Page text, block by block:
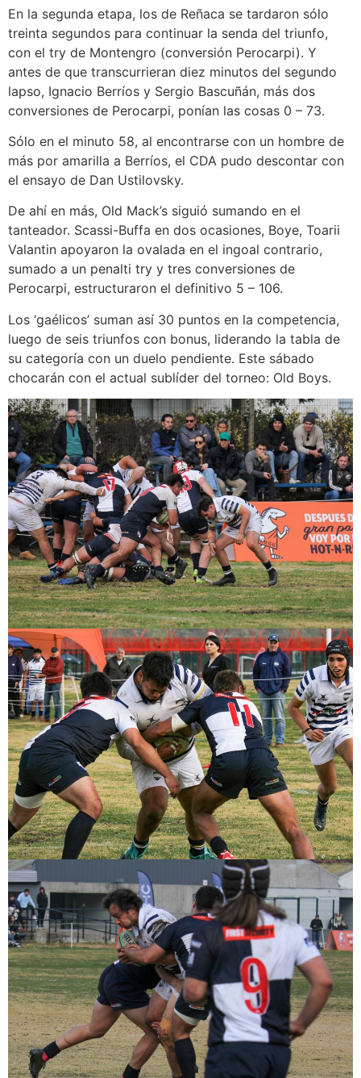
En la segunda etapa, los de Reñaca se tardaron sólo
treinta segundos para continuar la senda del triunfo,
con el try de Montengro (conversión Perocarpi). Y
antes de que transcurrieran diez minutos del segundo
lapso, Ignacio Berríos y Sergio Bascuñán, más dos
conversiones de Perocarpi, ponían las cosas 0 – 73.
Sólo en el minuto 58, al encontrarse con un hombre de
más por amarilla a Berríos, el CDA pudo descontar con
el ensayo de Dan Ustilovsky.
De ahí en más, Old Mack’s siguió sumando en el
tanteador. Scassi-Buffa en dos ocasiones, Boye, Toarii
Valantin apoyaron la ovalada en el ingoal contrario,
sumado a un penalti try y tres conversiones de
Perocarpi, estructuraron el definitivo 5 – 106.
Los ‘gaélicos’ suman así 30 puntos en la competencia,
luego de seis triunfos con bonus, liderando la tabla de
su categoría con un duelo pendiente. Este sábado
chocarán con el actual sublíder del torneo: Old Boys.